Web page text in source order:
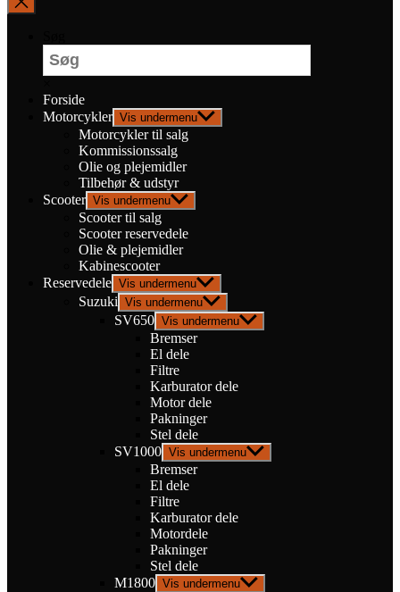
Forside
Motorcykler Vis undermenu
Motorcykler til salg
Kommissionssalg
Olie og plejemidler
Tilbehør & udstyr
Scooter Vis undermenu
Scooter til salg
Scooter reservedele
Olie & plejemidler
Kabinescooter
Reservedele Vis undermenu
Suzuki Vis undermenu
SV650 Vis undermenu
Bremser
El dele
Filtre
Karburator dele
Motor dele
Pakninger
Stel dele
SV1000 Vis undermenu
Bremser
El dele
Filtre
Karburator dele
Motordele
Pakninger
Stel dele
M1800 Vis undermenu